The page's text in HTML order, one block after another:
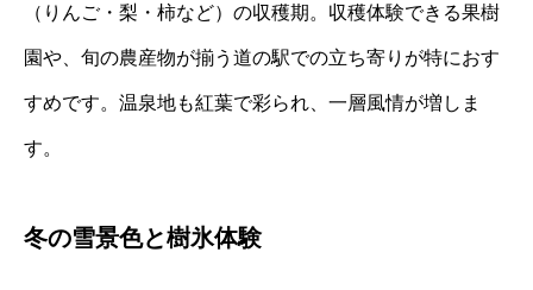
（りんご・梨・柿など）の収穫期。収穫体験できる果樹
園や、旬の農産物が揃う道の駅での立ち寄りが特におす
すめです。温泉地も紅葉で彩られ、一層風情が増しま
す。
冬の雪景色と樹氷体験